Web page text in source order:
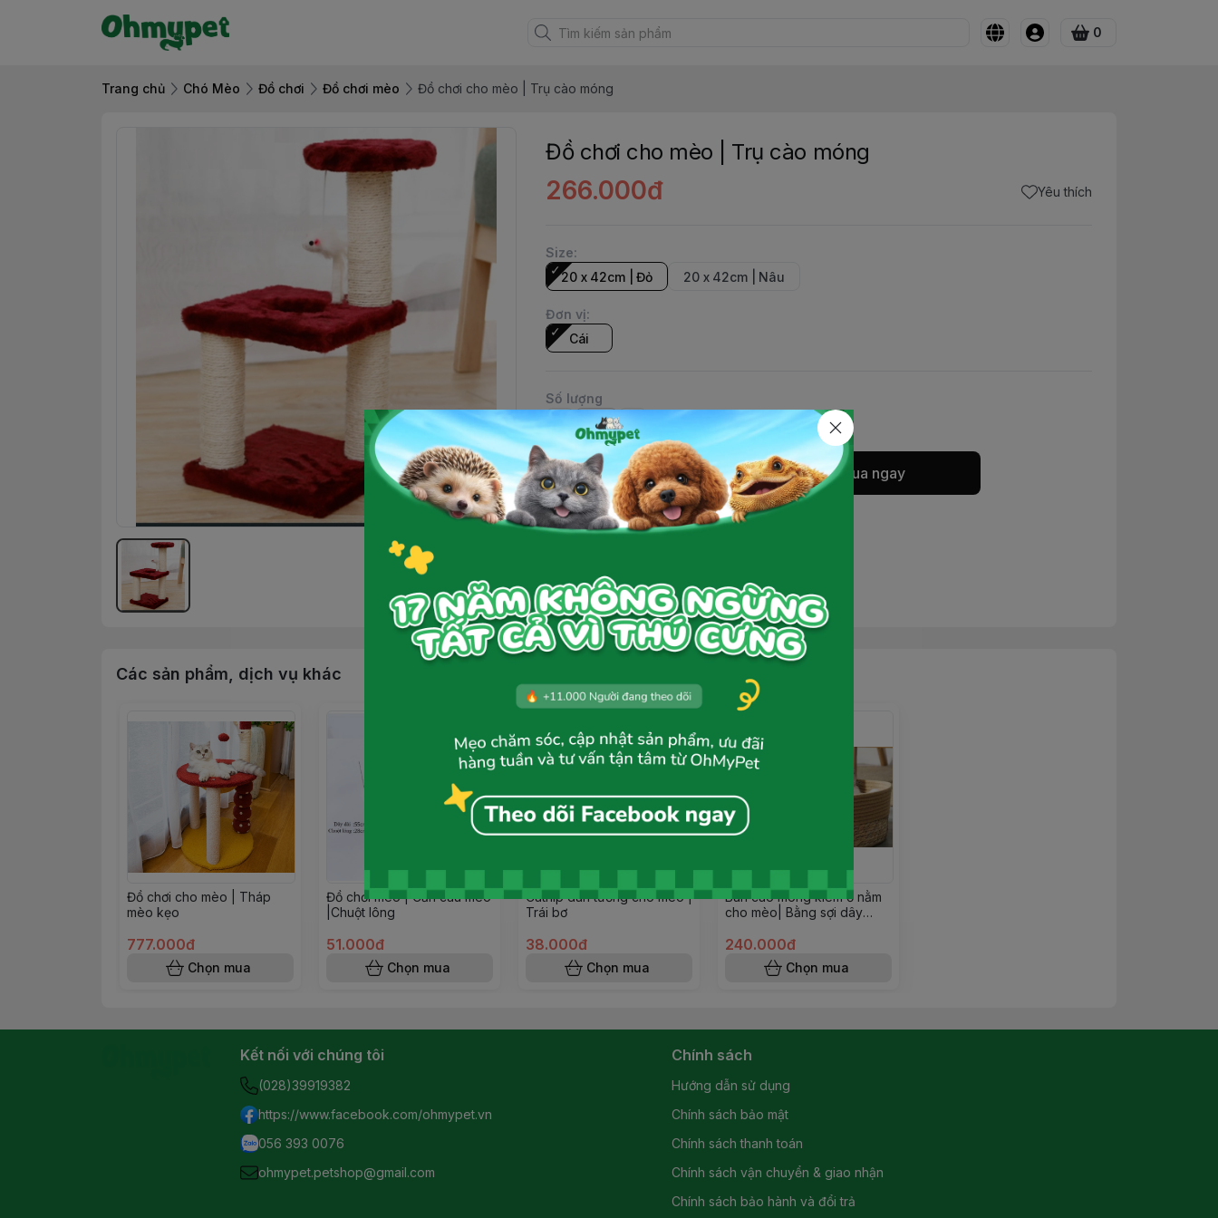
0
Trang chủ Chó Mèo Đồ chơi Đồ chơi mèo Đồ chơi cho mèo | Trụ cào móng
Đồ chơi cho mèo | Trụ cào móng
266.000đ Yêu thích
Size:
20 x 42cm | Đỏ
20 x 42cm | Nâu
Đơn vị:
Cái
Số lượng
Thêm giỏ hàng Mua ngay
Các sản phẩm, dịch vụ khác
Đồ chơi cho mèo | Tháp
mèo kẹo
777.000đ
Chọn mua
Đồ chơi mèo | Cần câu mèo
|Chuột lông
51.000đ
Chọn mua
Catnip dán tường cho mèo |
Trái bơ
38.000đ
Chọn mua
Bàn cào móng kiêm ổ nằm
cho mèo| Bằng sợi dây
240.000đ
Chọn mua
Kết nối với chúng tôi
(028)39919382
https://www.facebook.com/ohmypet.vn
056 393 0076
ohmypet.petshop@gmail.com
Chính sách
Hướng dẫn sử dụng
Chính sách bảo mật
Chính sách thanh toán
Chính sách vận chuyển & giao nhận
Chính sách bảo hành và đổi trả